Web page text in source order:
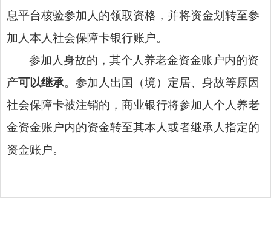
息平台核验参加人的领取资格，并将资金划转至参
加人本人社会保障卡银行账户。
参加人身故的，其个人养老金资金账户内的资
产可以继承。参加人出国（境）定居、身故等原因
社会保障卡被注销的，商业银行将参加人个人养老
金资金账户内的资金转至其本人或者继承人指定的
资金账户。